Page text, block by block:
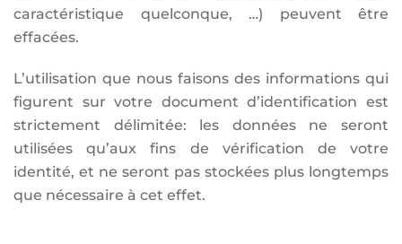
caractéristique quelconque, …) peuvent être
effacées.
L’utilisation que nous faisons des informations qui
figurent sur votre document d’identification est
strictement délimitée: les données ne seront
utilisées qu’aux fins de vérification de votre
identité, et ne seront pas stockées plus longtemps
que nécessaire à cet effet.